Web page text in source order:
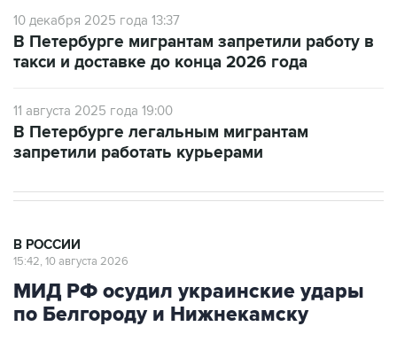
10 декабря 2025 года 13:37
В Петербурге мигрантам запретили работу в
такси и доставке до конца 2026 года
11 августа 2025 года 19:00
В Петербурге легальным мигрантам
запретили работать курьерами
В РОССИИ
15:42, 10 августа 2026
МИД РФ осудил украинские удары
по Белгороду и Нижнекамску